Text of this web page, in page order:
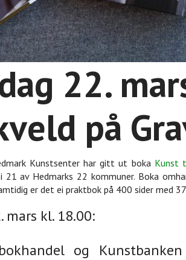
22.
på
Kunstsenter har gitt ut boka Kunst
21 av Hedmarks 22 kommuner. Boka
er det ei praktbok på 400 sider med
mars kl. 18.00:
og